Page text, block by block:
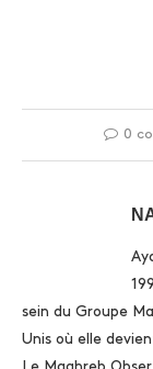
0
sein du Groupe
Unis où elle
Le Maghreb